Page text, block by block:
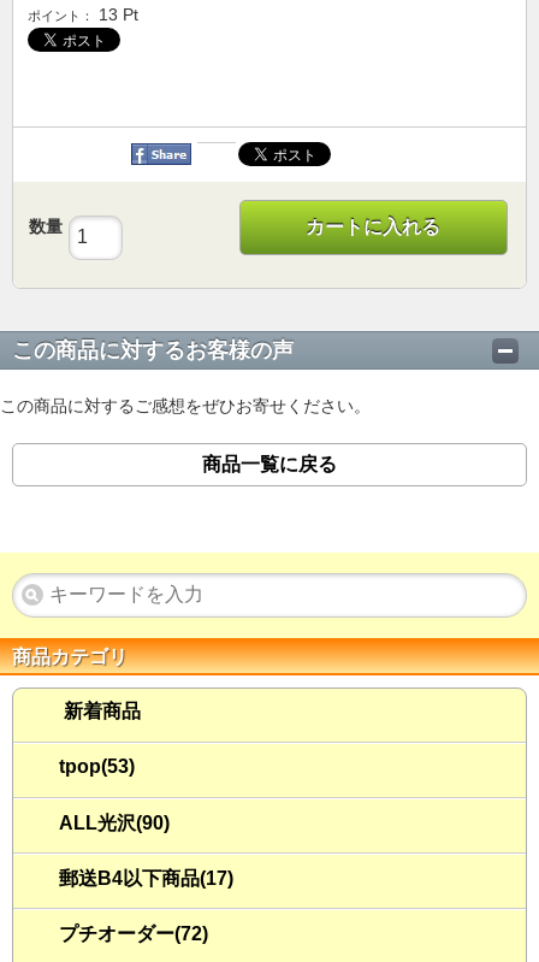
ポイント： 13 Pt
数量 カートに入れる
この商品に対するお客様の声
この商品に対するご感想をぜひお寄せください。
商品一覧に戻る
商品カテゴリ
新着商品
tpop(53)
ALL光沢(90)
郵送B4以下商品(17)
プチオーダー(72)